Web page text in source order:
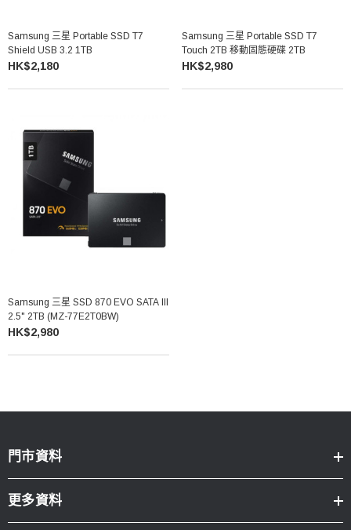
Samsung 三星 Portable SSD T7
Shield USB 3.2 1TB
HK$2,180
Samsung 三星 Portable SSD T7
Touch 2TB 移動固態硬碟 2TB
HK$2,980
Samsung 三星 SSD 870 EVO SATA III
2.5" 2TB (MZ-77E2T0BW)
HK$2,980
門市資料
更多資料